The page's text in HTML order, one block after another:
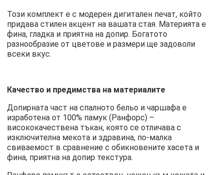
Този комплект е с модерен дигитален печат, който
придава стилен акцент на вашата стая. Материята е
фина, гладка и приятна на допир. Богатото
разнообразие от цветове и размери ще задоволи
всеки вкус.
Качество и предимства на материалите
Допирната част на спалното бельо и чаршафа е
изработена от 100% памук (Ранфорс) –
висококачествена тъкан, която се отличава с
изключителна мекота и здравина, по-малка
свиваемост в сравнение с обикновените хасета и
фина, приятна на допир текстура.